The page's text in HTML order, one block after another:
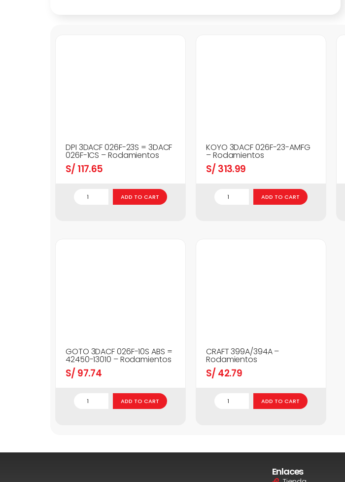
DPI 3DACF 026F-23S = 3DACF
026F-1CS – Rodamientos
S/ 117.65
ADD TO CART
KOYO 3DACF 026F-23-AMFG
– Rodamientos
S/ 313.99
ADD TO CART
GOTO 3DACF 026F-10S ABS =
42450-13010 – Rodamientos
S/ 97.74
ADD TO CART
CRAFT 399A/394A –
Rodamientos
S/ 42.79
ADD TO CART
Enlaces